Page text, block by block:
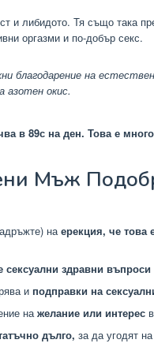
и либидото. Тя също така
оргазми и по-добър секс.
благодарение на
азотен окис.
в 89с на ден. Това е
Мъж
наерекция, че това
сексуални здравни въпроси
и подправки на
нажелание или интерес
дълго, за да угодят